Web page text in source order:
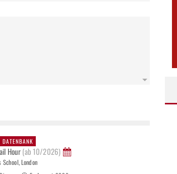
Hour(ab 10/2026)
London